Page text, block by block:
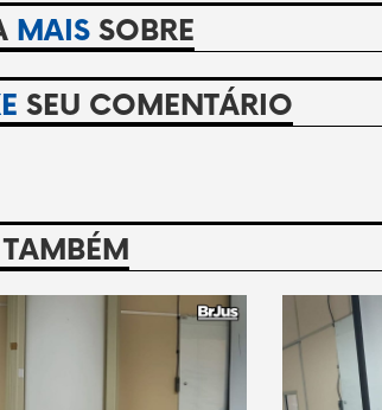
MAIS SOBRE
SEU COMENTÁRIO
TAMBÉM